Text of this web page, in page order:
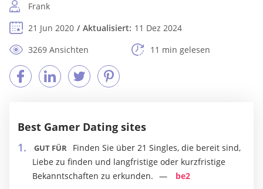
Frank
21 Jun 2020
Aktualisiert: 11 Dez 2024
3269 Ansichten
11 min gelesen
Best Gamer Dating sites
GUT FÜR
Finden Sie über 21 Singles, die bereit sind,
Liebe zu finden und langfristige oder kurzfristige
Bekanntschaften zu erkunden.
be2